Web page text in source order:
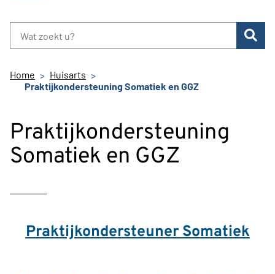
Home
Huisarts
Praktijkondersteuning Somatiek en GGZ
Praktijkondersteuning
Somatiek en GGZ
Praktijkondersteuner Somatiek